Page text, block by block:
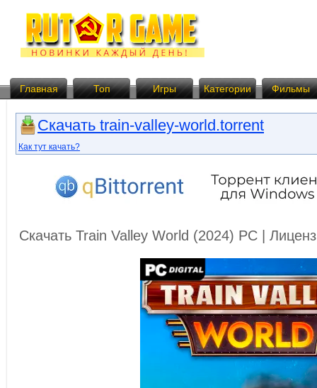
Главная Топ Игры Категории Фильмы
Скачать train-valley-world.torrent
Как тут качать?
Скачать Train Valley World (2024) PC |